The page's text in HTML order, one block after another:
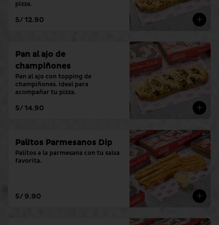
pizza.
S/ 12.90
Pan al ajo de
champiñones
Pan al ajo con topping de
champiñones. ideal para
acompañar tu pizza.
S/ 14.90
Palitos Parmesanos Dip
Palitos a la parmesana con tu salsa
favorita.
S/ 9.90